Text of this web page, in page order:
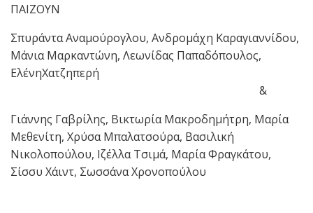
ΠΑΙΖΟΥΝ
Σπυράντα Αναμούρογλου, Ανδρομάχη Καραγιαννίδου,
Μάνια Μαρκαντώνη, Λεωνίδας Παπαδόπουλος,
ΕλένηΧατζηπερή
&
Γιάννης Γαβρίλης, Βικτωρία Μακροδημήτρη, Μαρία
Μεθενίτη, Χρύσα Μπαλατσούρα, Βασιλική
Νικολοπούλου, Ιζέλλα Τσιμά, Μαρία Φραγκάτου,
Σίσσυ Χάιντ, Σωσσάνα Χρονοπούλου